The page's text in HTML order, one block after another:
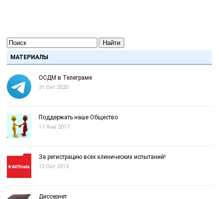
Найти
МАТЕРИАЛЫ
ОСДМ в Телеграме
31 Окт 2020
Поддержать наше Общество
17 Янв 2017
За регистрацию всех клинических испытаний!
12 Окт 2013
Диссернет